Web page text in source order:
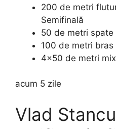
200 de metri
Semifinală
50 de metri spate
100 de metri bras
4×50 de metri
acum 5 zile
Vlad